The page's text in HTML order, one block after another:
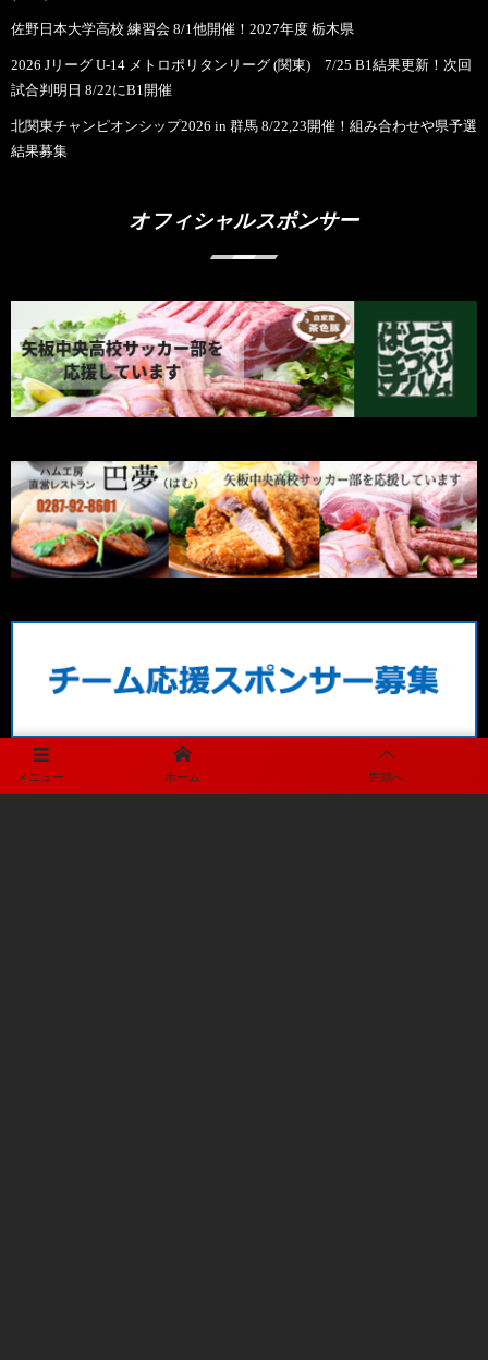
メニュー ホーム 先頭へ
佐野日本大学高校 練習会 8/1他開催！2027年度 栃木県
2026 Jリーグ U-14 メトロポリタンリーグ (関東) 7/25 B1結果更新！次回
試合判明日 8/22にB1開催
北関東チャンピオンシップ2026 in 群馬 8/22,23開催！組み合わせや県予選
結果募集
オフィシャルスポンサー